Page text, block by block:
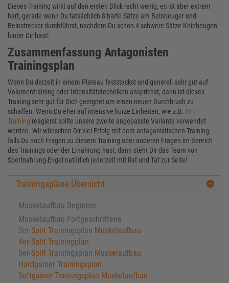
Dieses Training wirkt auf den ersten Blick recht wenig, es ist aber extrem
hart, gerade wenn Du tatsächlich 8 harte Sätze am Beinbeuger und
Beinstrecker durchführst, nachdem Du schon 4 schwere Sätze Kniebeugen
hinter Dir hast!
Zusammenfassung Antagonisten
Trainingsplan
Wenn Du derzeit in einem Plateau feststeckst und generell sehr gut auf
Volumentraining oder Intensitätstechniken ansprichst, dann ist dieses
Training sehr gut für Dich geeignet um einen neuen Durchbruch zu
schaffen. Wenn Du eher auf intensive kurze Einheiten, wie z.B. HIT
Training reagierst sollte unsere zweite angepasste Variante verwendet
werden. Wir wünschen Dir viel Erfolg mit dem antagonistischen Training,
falls Du noch Fragen zu diesem Training oder anderen Fragen im Bereich
des Trainings oder der Ernährung hast, dann steht Dir das Team von
Sportnahrung-Engel natürlich jederzeit mit Rat und Tat zur Seite!
Trainingspläne Übersicht
Muskelaufbau Beginner
Muskelaufbau Fortgeschrittene
3er-Split Trainingsplan Muskelaufbau
4er-Split Trainingplan
5er-Split Trainingsplan Muskelaufbau
Hardgainer Trainingsplan
Softgainer Trainingsplan Muskelaufbau